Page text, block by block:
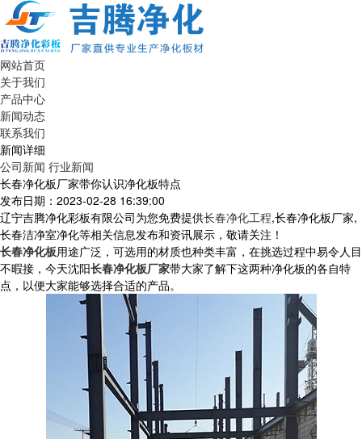
网站首页
关于我们
产品中心
新闻动态
联系我们
新闻详细
公司新闻 行业新闻
长春净化板厂家带你认识净化板特点
发布日期：2023-02-28 16:39:00
辽宁吉腾净化彩板有限公司为您免费提供长春净化工程,长春净化板厂家,
长春洁净室净化等相关信息发布和资讯展示，敬请关注！
长春净化板用途广泛，可选用的材质也种类丰富，在挑选过程中易令人目
不暇接，今天沈阳长春净化板厂家带大家了解下这两种净化板的各自特
点，以便大家能够选择合适的产品。